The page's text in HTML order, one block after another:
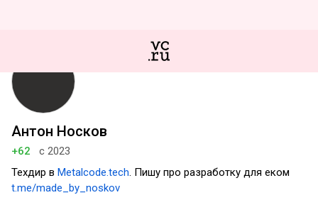
Антон Носков
+62
с 2023
Техдир в Metalcode.tech. Пишу про разработку для еком
t.me/made_by_noskov